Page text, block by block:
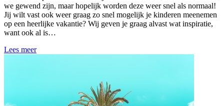
we gewend zijn, maar hopelijk worden deze weer snel als normaal!
Jij wilt vast ook weer graag zo snel mogelijk je kinderen meenemen
op een heerlijke vakantie? Wij geven je graag alvast wat inspiratie,
want ook al is…
Lees meer